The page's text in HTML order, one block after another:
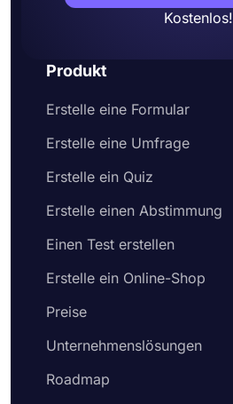
Kostenlos!
Produkt
Erstelle eine Formular
Erstelle eine Umfrage
Erstelle ein Quiz
Erstelle einen Abstimmung
Einen Test erstellen
Erstelle ein Online-Shop
Preise
Unternehmenslösungen
Roadmap